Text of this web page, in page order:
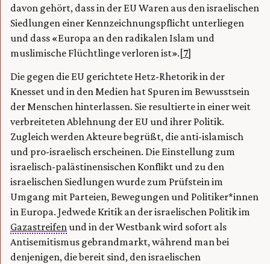
davon gehört, dass in der EU Waren aus den israelischen
Siedlungen einer Kennzeichnungspflicht unterliegen
und dass «Europa an den radikalen Islam und
muslimische Flüchtlinge verloren ist». [7]
Die gegen die EU gerichtete Hetz-Rhetorik in der
Knesset und in den Medien hat Spuren im Bewusstsein
der Menschen hinterlassen. Sie resultierte in einer weit
verbreiteten Ablehnung der EU und ihrer Politik.
Zugleich werden Akteure begrüßt, die anti-islamisch
und pro-israelisch erscheinen. Die Einstellung zum
israelisch-palästinensischen Konflikt und zu den
israelischen Siedlungen wurde zum Prüfstein im
Umgang mit Parteien, Bewegungen und Politiker*innen
in Europa. Jedwede Kritik an der israelischen Politik im
Gazastreifenund in der Westbank wird sofort als
Antisemitismus gebrandmarkt, während man bei
denjenigen, die bereit sind, den israelischen